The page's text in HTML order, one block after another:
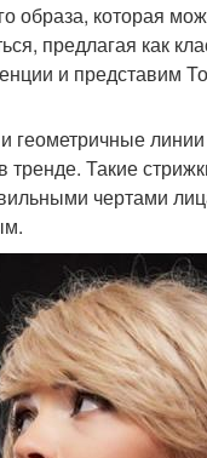
образа, которая
предлагая как
и представим
геометричные линии
Такие
чертами